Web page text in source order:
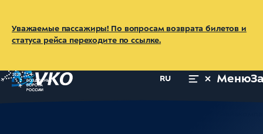
Уважаемые пассажиры! По вопросам возврата билетов и
статуса рейса переходите по ссылке.
RU Меню